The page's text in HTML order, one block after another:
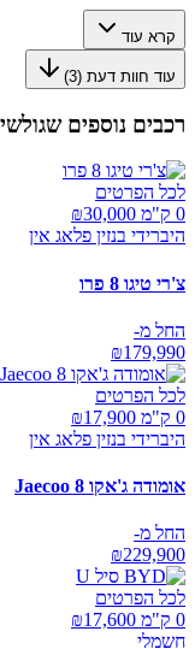
קרא עוד
עוד חוות דעת (3
)
רכבים נוספים
לכל הפרטים
0 ק"מ ₪
30,000
היברידי בנזין פלאג אין
צ'רי טיגו 8 פרו
החל מ-
₪179,990
לכל הפרטים
0 ק"מ ₪
17,900
היברידי בנזין פלאג אין
אומודה ג'אקו Jaecoo 8
החל מ-
₪229,900
לכל הפרטים
0 ק"מ ₪
17,600
חשמלי